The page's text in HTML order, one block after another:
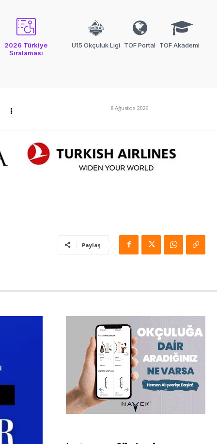
2026 Türkiye
Sıralaması
U15 Okçuluk Ligi TOF Portal TOF Akademi
8 Ağustos 2026
Paylaş